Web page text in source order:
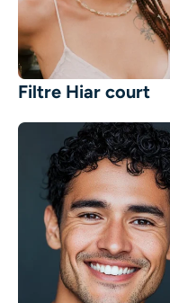
Filtre Hiar court